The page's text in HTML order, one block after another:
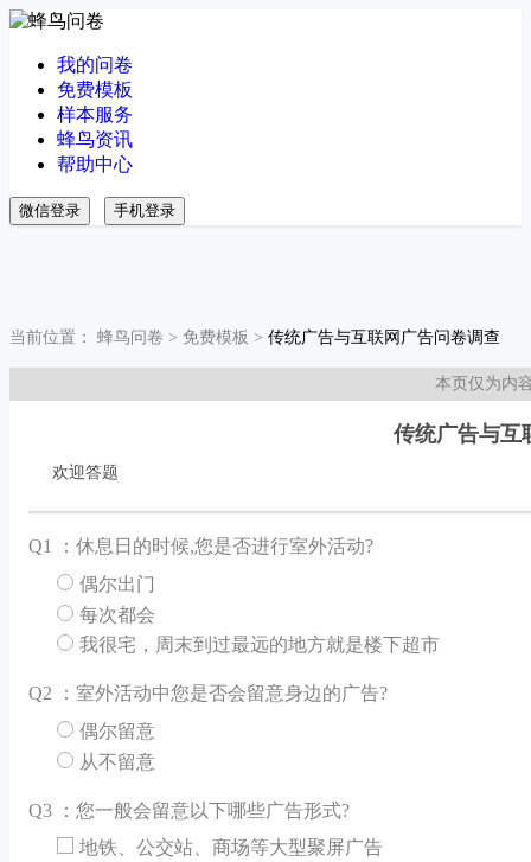
我的问卷
免费模板
样本服务
蜂鸟资讯
帮助中心
微信登录 手机登录
当前位置： 蜂鸟问卷 > 免费模板 > 传统广告与互联网广告问卷调查
本页仅为内
传统广告与互
欢迎答题
Q1 ：休息日的时候,您是否进行室外活动?
偶尔出门
每次都会
我很宅，周末到过最远的地方就是楼下超市
Q2 ：室外活动中您是否会留意身边的广告?
偶尔留意
从不留意
Q3 ：您一般会留意以下哪些广告形式?
地铁、公交站、商场等大型聚屏广告